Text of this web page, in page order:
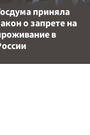
приняла
о запрете на
в